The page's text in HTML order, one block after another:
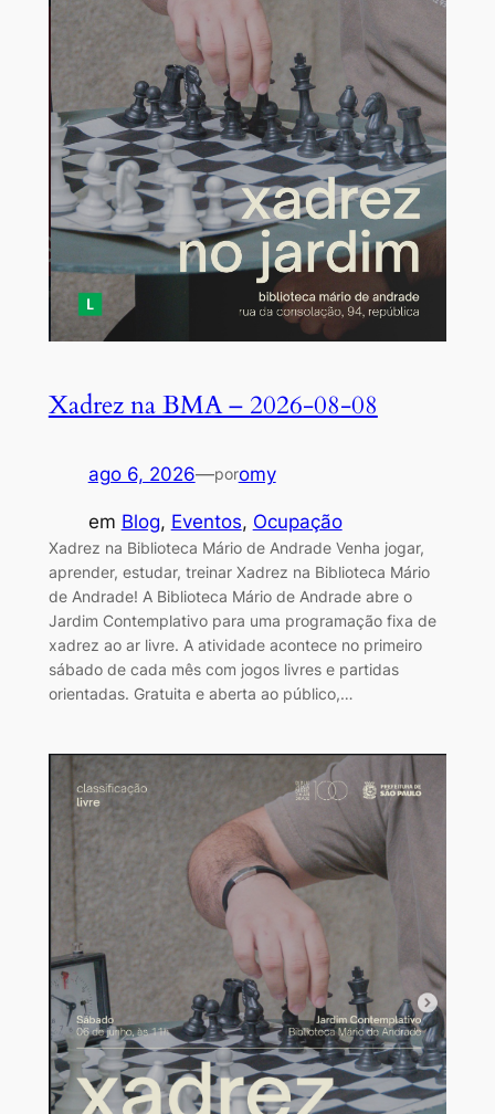
Xadrez na BMA – 2026-08-08
ago 6, 2026—poromy
em Blog, Eventos, Ocupação
Xadrez na Biblioteca Mário de Andrade Venha jogar,
aprender, estudar, treinar Xadrez na Biblioteca Mário
de Andrade! A Biblioteca Mário de Andrade abre o
Jardim Contemplativo para uma programação fixa de
xadrez ao ar livre. A atividade acontece no primeiro
sábado de cada mês com jogos livres e partidas
orientadas. Gratuita e aberta ao público,…